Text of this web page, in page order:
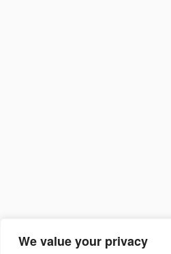
We value your privacy